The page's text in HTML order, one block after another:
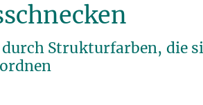
Strukturfarben, die